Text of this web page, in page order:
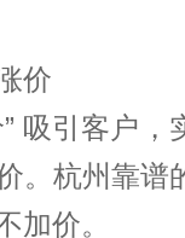
价
吸引客户
。杭州靠谱
加价。